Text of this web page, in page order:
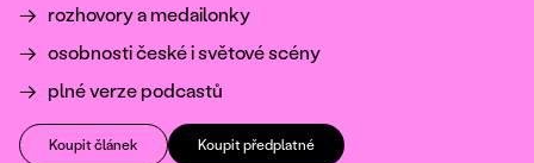
rozhovory a medailonky
osobnosti české i světové scény
plné verze podcastů
Koupit článek Koupit předplatné